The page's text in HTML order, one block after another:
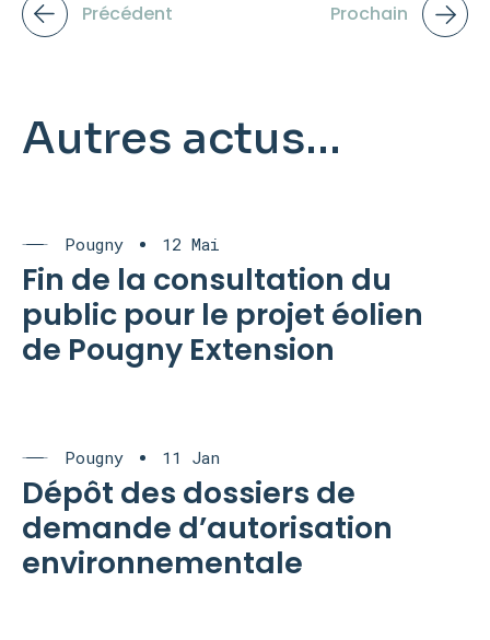
Précédent Prochain
Autres actus...
Pougny 12 Mai
Fin de la consultation du
public pour le projet éolien
de Pougny Extension
Pougny 11 Jan
Dépôt des dossiers de
demande d’autorisation
environnementale